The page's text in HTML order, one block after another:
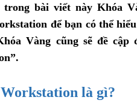
trong bài viết này Khóa
để bạn có thể
Vàng cũng sẽ đề
là gì?